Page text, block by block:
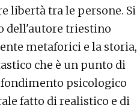
libertà tra le persone. Si
dell'autore triestino
metaforici e la storia,
che è un punto di
psicologico
fatto di realistico e di